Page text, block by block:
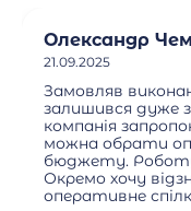
Олександр
21.09.2025
Замовляв
залишився дуже
компанія
можна обрати
бюджету.
Окремо хочу
оперативне